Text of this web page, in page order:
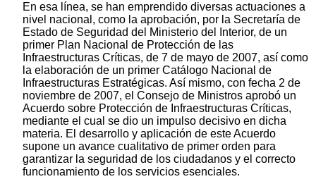
En esa línea, se han emprendido diversas actuaciones a
nivel nacional, como la aprobación, por la Secretaría de
Estado de Seguridad del Ministerio del Interior, de un
primer Plan Nacional de Protección de las
Infraestructuras Críticas, de 7 de mayo de 2007, así como
la elaboración de un primer Catálogo Nacional de
Infraestructuras Estratégicas. Así mismo, con fecha 2 de
noviembre de 2007, el Consejo de Ministros aprobó un
Acuerdo sobre Protección de Infraestructuras Críticas,
mediante el cual se dio un impulso decisivo en dicha
materia. El desarrollo y aplicación de este Acuerdo
supone un avance cualitativo de primer orden para
garantizar la seguridad de los ciudadanos y el correcto
funcionamiento de los servicios esenciales.